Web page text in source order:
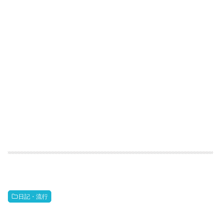
日記・流行